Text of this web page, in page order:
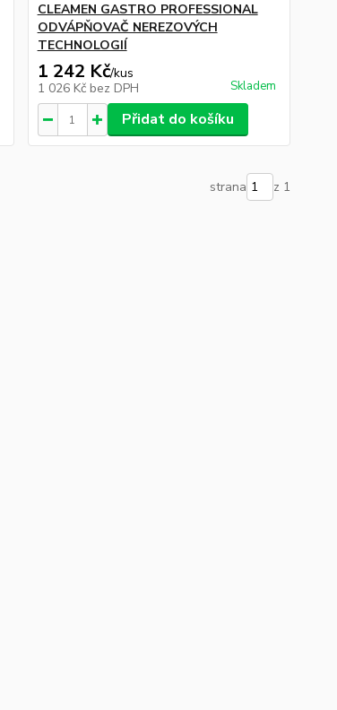
CLEAMEN GASTRO PROFESSIONAL
ODVÁPŇOVAČ NEREZOVÝCH
TECHNOLOGIÍ
1 242 Kč/kus
1 026 Kč bez DPH Skladem
Přidat do košíku
strana z 1